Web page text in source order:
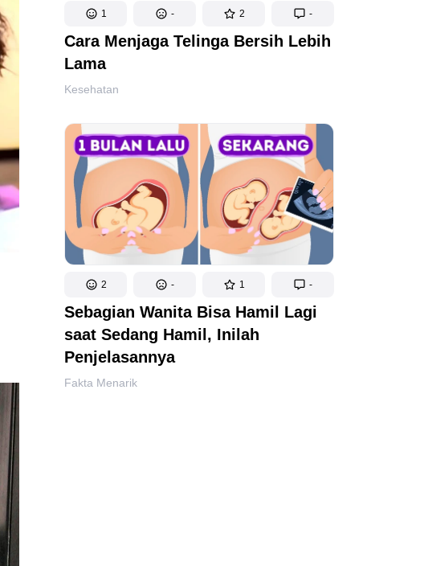
1 - 2 -
Cara Menjaga Telinga Bersih Lebih
Lama
Kesehatan
2 - 1 -
Sebagian Wanita Bisa Hamil Lagi
saat Sedang Hamil, Inilah
Penjelasannya
Fakta Menarik